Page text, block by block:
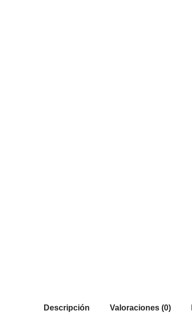
Descripción Valoraciones (0)